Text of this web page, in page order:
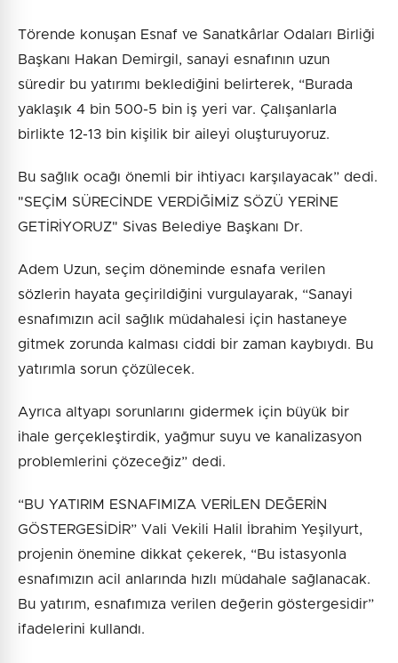
Törende konuşan Esnaf ve Sanatkârlar Odaları Birliği
Başkanı Hakan Demirgil, sanayi esnafının uzun
süredir bu yatırımı beklediğini belirterek, “Burada
yaklaşık 4 bin 500-5 bin iş yeri var. Çalışanlarla
birlikte 12-13 bin kişilik bir aileyi oluşturuyoruz.
Bu sağlık ocağı önemli bir ihtiyacı karşılayacak” dedi.
"SEÇİM SÜRECİNDE VERDİĞİMİZ SÖZÜ YERİNE
GETİRİYORUZ" Sivas Belediye Başkanı Dr.
Adem Uzun, seçim döneminde esnafa verilen
sözlerin hayata geçirildiğini vurgulayarak, “Sanayi
esnafımızın acil sağlık müdahalesi için hastaneye
gitmek zorunda kalması ciddi bir zaman kaybıydı. Bu
yatırımla sorun çözülecek.
Ayrıca altyapı sorunlarını gidermek için büyük bir
ihale gerçekleştirdik, yağmur suyu ve kanalizasyon
problemlerini çözeceğiz” dedi.
“BU YATIRIM ESNAFIMIZA VERİLEN DEĞERİN
GÖSTERGESİDİR” Vali Vekili Halil İbrahim Yeşilyurt,
projenin önemine dikkat çekerek, “Bu istasyonla
esnafımızın acil anlarında hızlı müdahale sağlanacak.
Bu yatırım, esnafımıza verilen değerin göstergesidir”
ifadelerini kullandı.